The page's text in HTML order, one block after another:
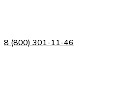
8 (800) 301-11-46